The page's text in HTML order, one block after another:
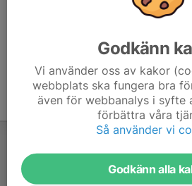
Godkänn
Vi använder oss av kakor
webbplats ska fungera bra
även för webbanalys i syfte
förbättra våra
Så använder vi
Godkänn alla